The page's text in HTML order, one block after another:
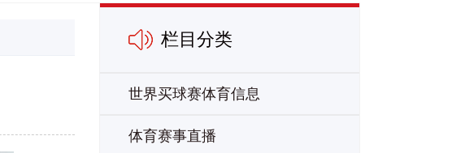
栏目分类
世界买球赛体育信息
体育赛事直播